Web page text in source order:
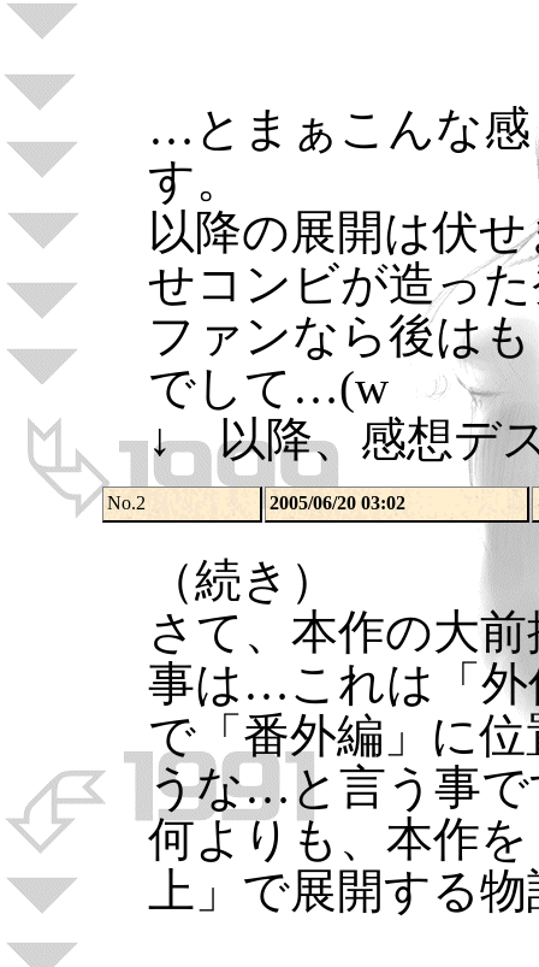
…とまぁこんな
す。
以降の展開は伏
せコンビが造っ
ファンなら後は
でして…(w
↓ 以降、感想デ
No.2 2005/06/20 03:02
（続き）
さて、本作の大
事は…これは「外
で「番外編」に
うな…と言う事で
何よりも、本作
上」で展開する